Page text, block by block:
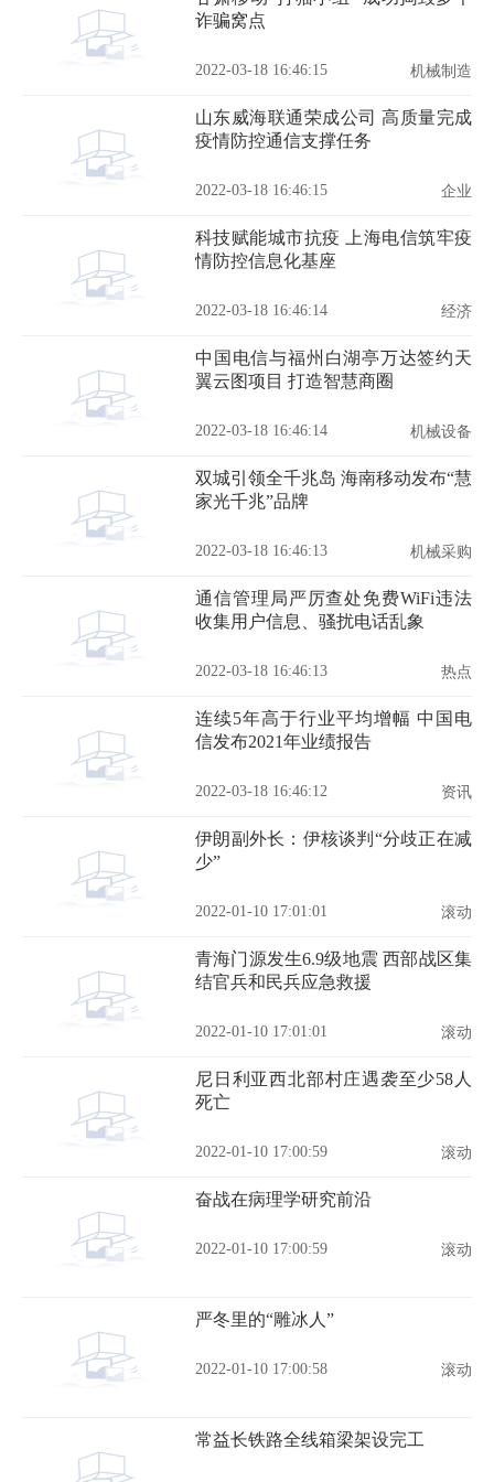
诈骗窝点
2022-03-18 16:46:15 机械制造
山东威海联通荣成公司 高质量完成
疫情防控通信支撑任务
2022-03-18 16:46:15 企业
科技赋能城市抗疫 上海电信筑牢疫
情防控信息化基座
2022-03-18 16:46:14 经济
中国电信与福州白湖亭万达签约天
翼云图项目 打造智慧商圈
2022-03-18 16:46:14 机械设备
双城引领全千兆岛 海南移动发布“慧
家光千兆”品牌
2022-03-18 16:46:13 机械采购
通信管理局严厉查处免费WiFi违法
收集用户信息、骚扰电话乱象
2022-03-18 16:46:13 热点
连续5年高于行业平均增幅 中国电
信发布2021年业绩报告
2022-03-18 16:46:12 资讯
伊朗副外长：伊核谈判“分歧正在减
少”
2022-01-10 17:01:01 滚动
青海门源发生6.9级地震 西部战区集
结官兵和民兵应急救援
2022-01-10 17:01:01 滚动
尼日利亚西北部村庄遇袭至少58人
死亡
2022-01-10 17:00:59 滚动
奋战在病理学研究前沿
2022-01-10 17:00:59 滚动
严冬里的“雕冰人”
2022-01-10 17:00:58 滚动
常益长铁路全线箱梁架设完工